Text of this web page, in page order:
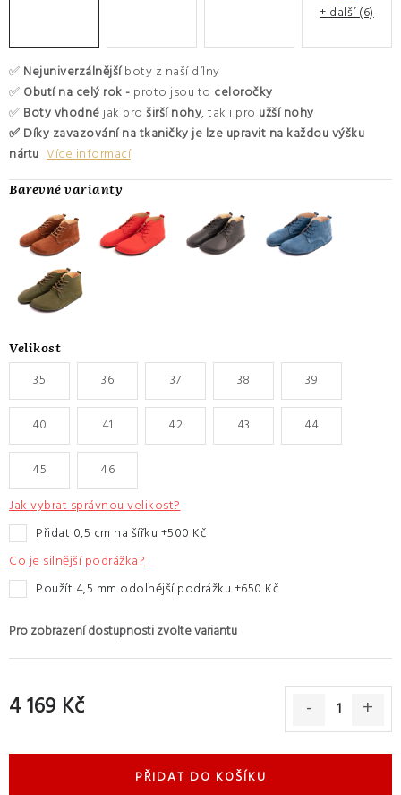
✅ Nejuniverzálnějšíboty z naší dílny
✅ Obutí na celý rok - proto jsou to celoročky
✅ Boty vhodné jak pro širší nohy, tak i pro užší nohy
✅ Díky zavazování na tkaničky je lze upravit na každou výšku
nártu Více informací
Velikost
35
36 37 38 39
40 41 42 43 44
45
46
Jak vybrat správnou velikost?
přidat 0,5 cm na šířku +500 Kč
Co je silnější podrážka?
Použít 4,5 mm odolnější podrážku +650 Kč
4 169 Kč
PŘIDAT DO KOŠÍKU
+ další (6)